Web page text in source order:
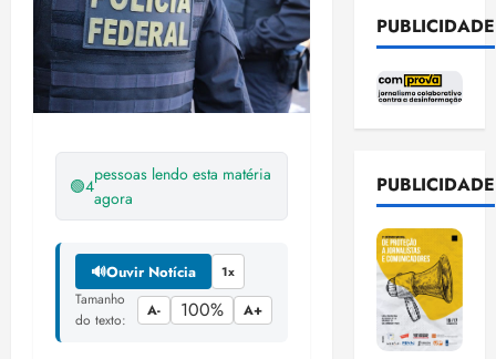
🟢4
pessoas lendo esta matéria
agora
🔊Ouvir Notícia 1x
Tamanho
do texto:
A- 100% A+
PUBLICIDADE
PUBLICIDADE